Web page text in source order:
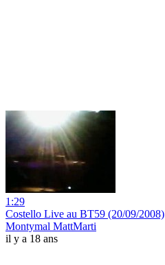
1:29
Costello Live au BT59 (20/09/2008)
Montymal MattMarti
il y a 18 ans